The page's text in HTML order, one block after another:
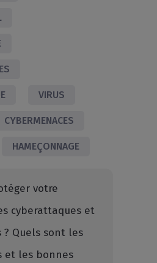
VIRUS
CYBERMENACES
HAMEÇONNAGE
votre
cyberattaques et
? Quels sont les
et les bonnes